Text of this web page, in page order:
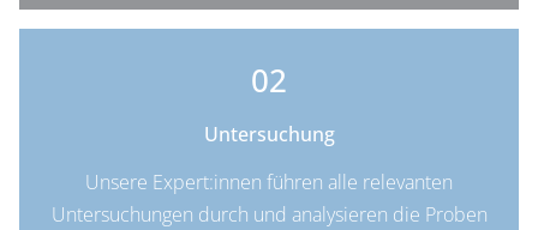
02
Untersuchung
Unsere Expert:innen führen alle relevanten
Untersuchungen durch und analysieren die Proben